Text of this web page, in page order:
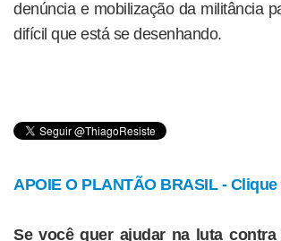
denúncia e mobilização da militância
difícil que está se desenhando.
APOIE O PLANTÃO BRASIL -
Se você quer ajudar na luta